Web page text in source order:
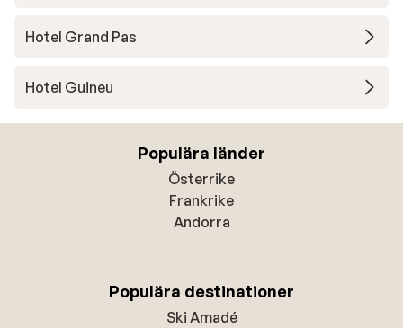
Hotel Grand Pas
Hotel Guineu
Populära länder
Österrike
Frankrike
Andorra
Populära destinationer
Ski Amadé